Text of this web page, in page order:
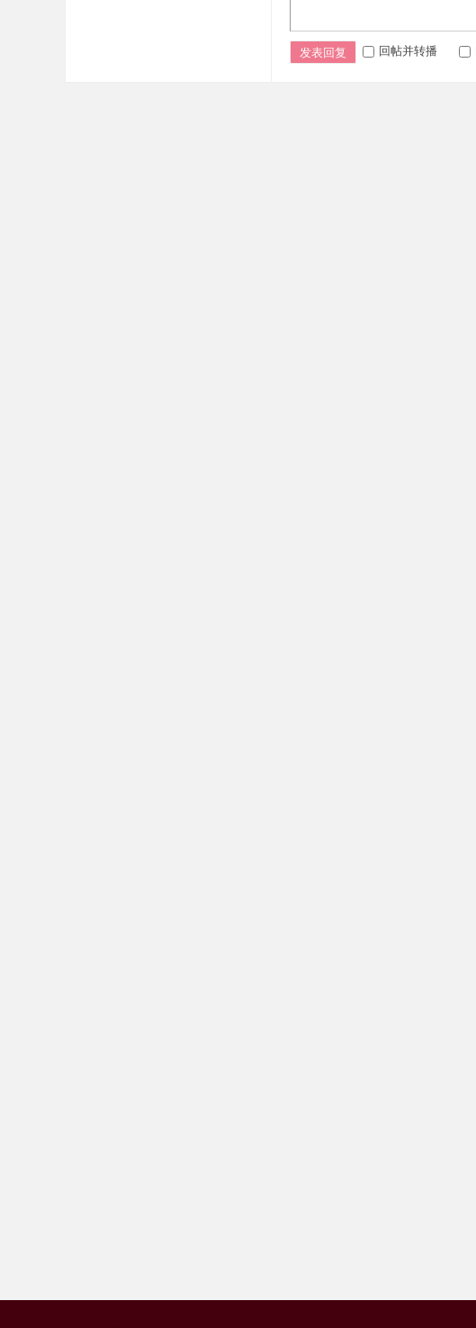
发表回复 回帖并转播